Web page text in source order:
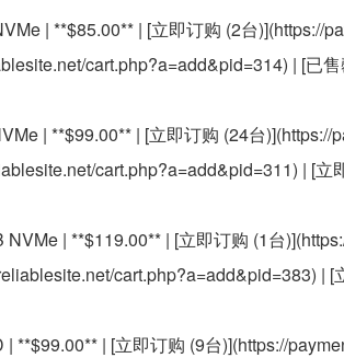
| **$85.00** | [立即订购 (2台)](https://
cart.php?a=add&pid=314) | [已
| **$99.00** | [立即订购 (24台)](https://
cart.php?a=add&pid=311) | [立
| **$119.00** | [立即订购 (1台
cart.php?a=add&pid=383) | [
**$99.00** | [立即订购 (9台)](https://